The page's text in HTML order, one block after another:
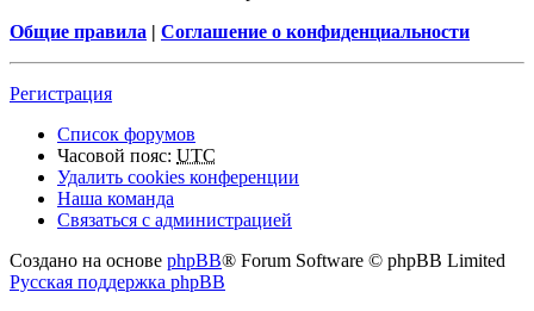
Общие правила | Соглашение о конфиденциальности
Регистрация
Список форумов
Часовой пояс: UTC
Удалить cookies конференции
Наша команда
Связаться с администрацией
Создано на основе phpBB® Forum Software © phpBB Limited
Русская поддержка phpBB